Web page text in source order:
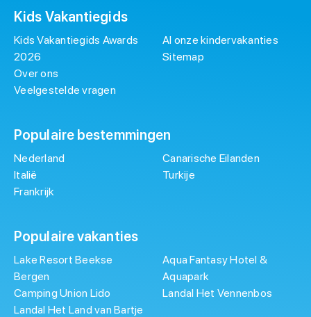
Kids Vakantiegids
Kids Vakantiegids Awards
2026
Over ons
Veelgestelde vragen
Al onze kindervakanties
Sitemap
Populaire bestemmingen
Nederland
Italië
Frankrijk
Canarische Eilanden
Turkije
Populaire vakanties
Lake Resort Beekse
Bergen
Camping Union Lido
Landal Het Land van Bartje
Aqua Fantasy Hotel &
Aquapark
Landal Het Vennenbos